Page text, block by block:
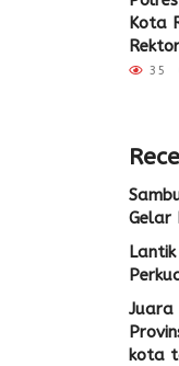
Kota
35
Gelar
Juara
kota